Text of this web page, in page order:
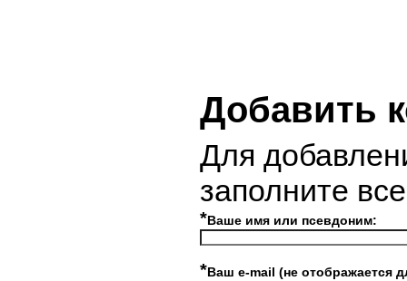
Добавить
Для
заполните
*Ваше имя или псевдоним:
*Ваш e-mail (не отображается